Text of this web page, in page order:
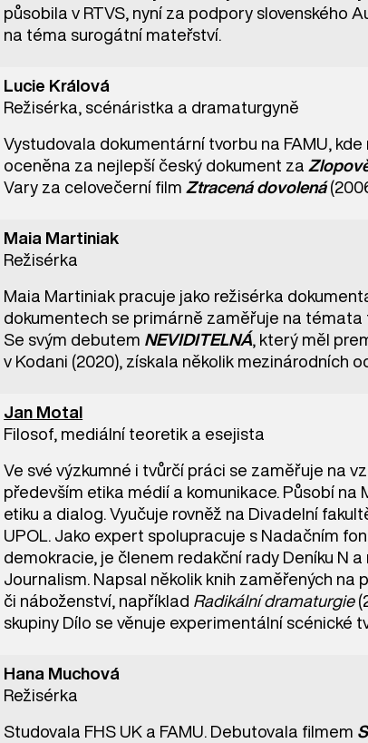
působila v RTVS, nyní za podpory slovenského
na téma surogátní mateřství.
Lucie Králová
Režisérka, scénáristka a dramaturgyně
Vystudovala dokumentární tvorbu na FAMU,
oceněna za nejlepší český dokument za
Vary za celovečerní film Ztracená dovolená
Maia Martiniak
Režisérka
Maia Martiniak pracuje jako režisérka
dokumentech se primárně zaměřuje na témata
Se svým debutem NEVIDITELNÁ , který měl
v Kodani (2020), získala několik mezinárodních
Jan Motal
Filosof, mediální teoretik a esejista
Ve své výzkumné i tvůrčí práci se zaměřuje na
především etika médií a komunikace. Působí
etiku a dialog. Vyučuje rovněž na Divadelní
UPOL. Jako expert spolupracuje s Nadačním
demokracie, je členem redakční rady Deníku N
Journalism. Napsal několik knih zaměřených
či náboženství, například Radikální dramaturgie
skupiny Dílo se věnuje experimentální scénické
Hana Muchová
Režisérka
Studovala FHS UK a FAMU. Debutovala filmem